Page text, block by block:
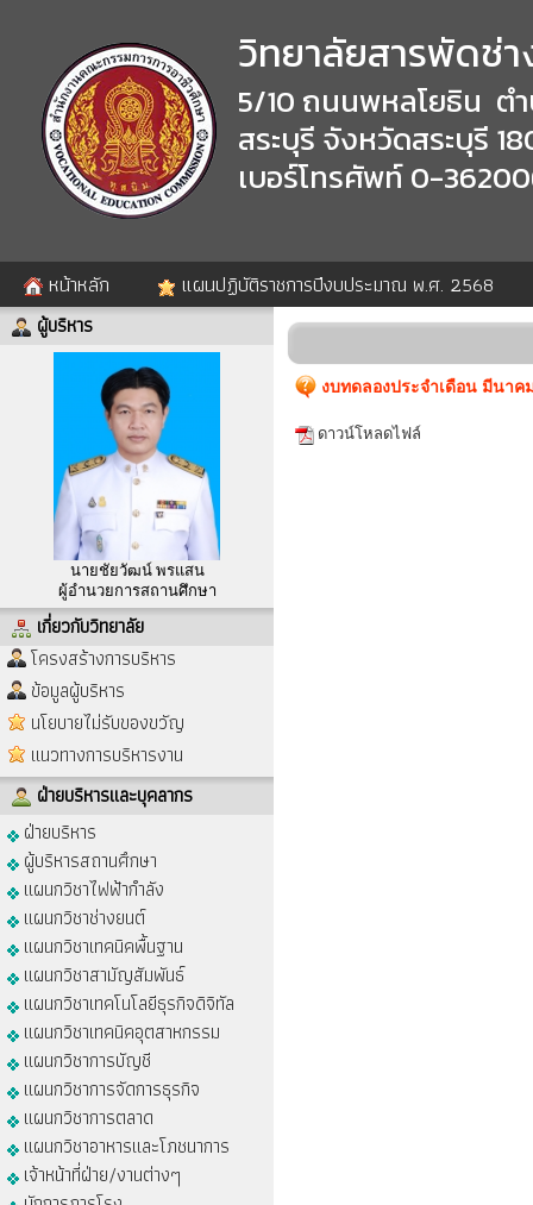
วิทยาลัยสารพัดช่า
5/10 ถนนพหลโยธิน ต
สระบุรี จังหวัดสระบุรี
เบอร์โทรศัพท์ 0-
หน้าหลัก แผนปฏิบัติราชการปีงบประมาณ พ.ศ. 2568
ผู้บริหาร
นายชัยวัฒน์ พรแสน
ผู้อำนวยการสถานศึกษา
เกี่ยวกับวิทยาลัย
โครงสร้างการบริหาร
ข้อมูลผู้บริหาร
นโยบายไม่รับของขวัญ
แนวทางการบริหารงาน
ฝ่ายบริหารและบุคลากร
ฝ่ายบริหาร
ผู้บริหารสถานศึกษา
แผนกวิชาไฟฟ้ากำลัง
แผนกวิชาช่างยนต์
แผนกวิชาเทคนิคพื้นฐาน
แผนกวิชาสามัญสัมพันธ์
แผนกวิชาเทคโนโลยีธุรกิจดิจิทัล
แผนกวิชาเทคนิคอุตสาหกรรม
แผนกวิชาการบัญชี
แผนกวิชาการจัดการธุรกิจ
แผนกวิชาการตลาด
แผนกวิชาอาหารและโภชนาการ
เจ้าหน้าที่ฝ่าย/งานต่างๆ
งบทดลองประจำเดือน มีนาค
ดาวน์โหลดไฟล์